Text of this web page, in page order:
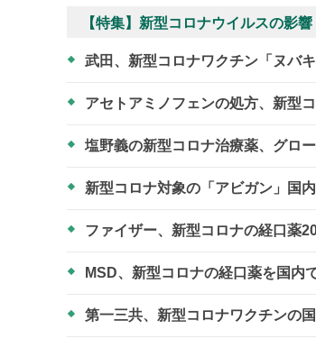
【特集】新型コロナウイルスの影
武田、新型コロナワクチン「ヌバ
アセトアミノフェンの処方、新型
塩野義の新型コロナ治療薬、グロ
新型コロナ対象の「アビガン」国
ファイザー、新型コロナの経口薬
MSD、新型コロナの経口薬を国
第一三共、新型コロナワクチンの